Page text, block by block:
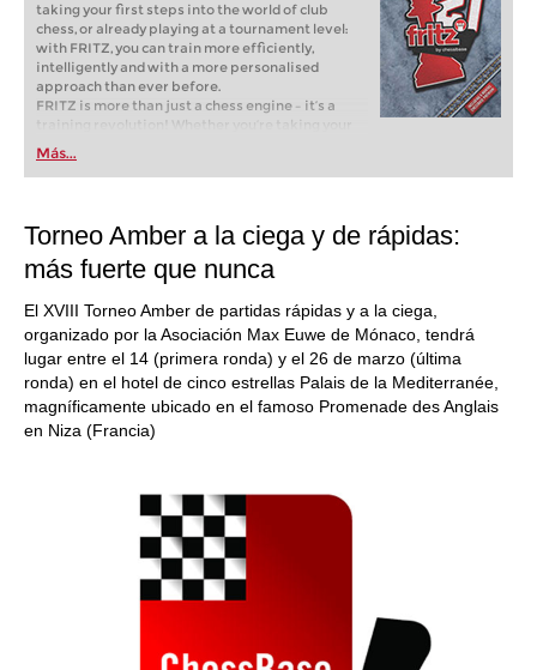
taking your first steps into the world of club
chess, or already playing at a tournament level:
with FRITZ, you can train more efficiently,
intelligently and with a more personalised
approach than ever before.
FRITZ is more than just a chess engine – it’s a
training revolution! Whether you’re taking your
first steps into the world of club chess, or already
playing at a tournament level: with FRITZ, you can
train more efficiently, intelligently and with a
Más...
Torneo Amber a la ciega y de rápidas:
más fuerte que nunca
El XVIII Torneo Amber de partidas rápidas y a la ciega,
organizado por la Asociación Max Euwe de Mónaco, tendrá
lugar entre el 14 (primera ronda) y el 26 de marzo (última
ronda) en el hotel de cinco estrellas Palais de la Mediterranée,
magníficamente ubicado en el famoso Promenade des Anglais
en Niza (Francia)